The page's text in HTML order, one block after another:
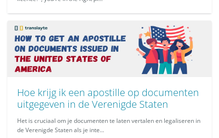
Hoe krijg ik een apostille op documenten
uitgegeven in de Verenigde Staten
Het is cruciaal om je documenten te laten vertalen en legaliseren in
de Verenigde Staten als je inte...